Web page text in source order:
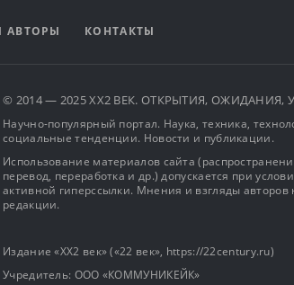
АВТОРЫ КОНТАКТЫ
© 2014 — 2025 XX2 ВЕК. ОТКРЫТИЯ, ОЖИДАНИЯ,
Научно-популярный портал. Наука, техника,
социальные тенденции. Новости и публикации.
Использование материалов сайта
перевод, переработка и др.) допускается при
активной гиперссылки. Мнения и взгляды авторов
редакции.
Издание «XX2 век» («22 век», https://22century.ru)
Учредитель: OOO «КОММУНИКЕЙК»